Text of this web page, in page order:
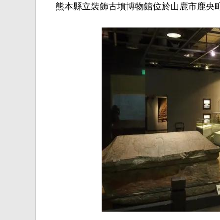
熊本縣立裝飾古墳博物館位於山鹿市鹿央